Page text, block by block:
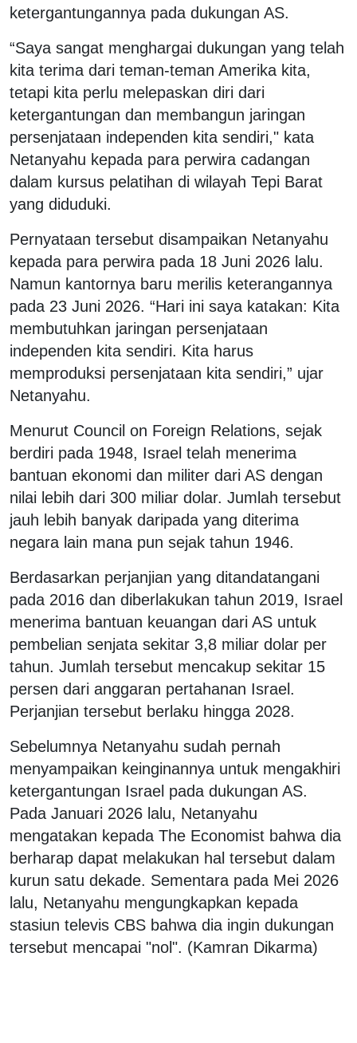
ketergantungannya pada dukungan AS.
“Saya sangat menghargai dukungan yang telah
kita terima dari teman-teman Amerika kita,
tetapi kita perlu melepaskan diri dari
ketergantungan dan membangun jaringan
persenjataan independen kita sendiri," kata
Netanyahu kepada para perwira cadangan
dalam kursus pelatihan di wilayah Tepi Barat
yang diduduki.
Pernyataan tersebut disampaikan Netanyahu
kepada para perwira pada 18 Juni 2026 lalu.
Namun kantornya baru merilis keterangannya
pada 23 Juni 2026. “Hari ini saya katakan: Kita
membutuhkan jaringan persenjataan
independen kita sendiri. Kita harus
memproduksi persenjataan kita sendiri,” ujar
Netanyahu.
Menurut Council on Foreign Relations, sejak
berdiri pada 1948, Israel telah menerima
bantuan ekonomi dan militer dari AS dengan
nilai lebih dari 300 miliar dolar. Jumlah tersebut
jauh lebih banyak daripada yang diterima
negara lain mana pun sejak tahun 1946.
Berdasarkan perjanjian yang ditandatangani
pada 2016 dan diberlakukan tahun 2019, Israel
menerima bantuan keuangan dari AS untuk
pembelian senjata sekitar 3,8 miliar dolar per
tahun. Jumlah tersebut mencakup sekitar 15
persen dari anggaran pertahanan Israel.
Perjanjian tersebut berlaku hingga 2028.
Sebelumnya Netanyahu sudah pernah
menyampaikan keinginannya untuk mengakhiri
ketergantungan Israel pada dukungan AS.
Pada Januari 2026 lalu, Netanyahu
mengatakan kepada The Economist bahwa dia
berharap dapat melakukan hal tersebut dalam
kurun satu dekade. Sementara pada Mei 2026
lalu, Netanyahu mengungkapkan kepada
stasiun televis CBS bahwa dia ingin dukungan
tersebut mencapai "nol". (Kamran Dikarma)